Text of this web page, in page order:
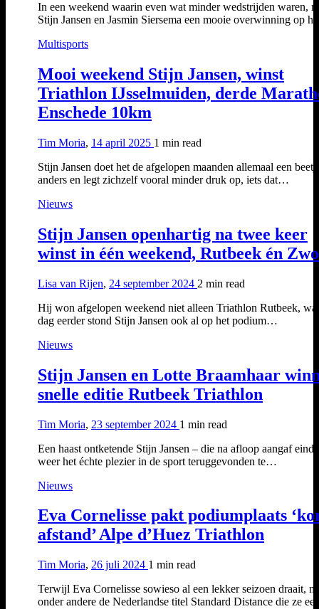
In een weekend waarin even wat minder wedstrijden waren,
Stijn Jansen en Jasmin Siersema een mooie overwinning op
Multisports
Mooi weekend Stijn Jansen, winst
Triathlon IJsselmuiden, derde
Enschede 10km
Tim Moria, 14 april 2025 1 min read
Stijn Jansen doet het de afgelopen maanden allemaal een
anders en legt zichzelf vooral minder druk op, iets dat…
Nieuws
Stijn Jansen openhartig na twee keer
winst in één weekend, Rutbeek én
Lisa van Rijen, 24 september 2024 2 min read
Hij won afgelopen weekend niet alleen Triathlon Rutbeek,
dag eerder stond Stijn Jansen ook al op het podium…
Nieuws
Stijn Jansen en Lotte Braamhaar
snelle editie Rutbeek Triathlon
Tim Moria, 23 september 2024 1 min read
Een haast ontketende Stijn Jansen – die na afloop aangaf
weer het échte plezier in de sport teruggevonden te…
Nieuws
Eva Cornelisse pakt podiumplaats
afstand’ Alpe d’Huez Triathlon
Tim Moria, 26 juli 2024 1 min read
Terwijl Eva Cornelisse sowieso al een lekker seizoen draait,
onder andere de Nederlandse titel Standard Distance die ze